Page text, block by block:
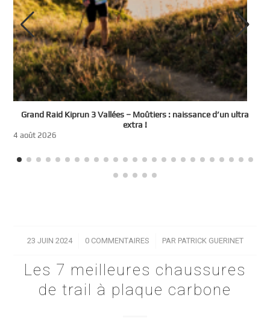
Grand Raid Kiprun 3 Vallées – Moûtiers : naissance d’un ultra
extra !
4 août 2026
23 JUIN 2024
/ 0 COMMENTAIRES
/ PAR PATRICK GUERINET
Les 7 meilleures chaussures
de trail à plaque carbone